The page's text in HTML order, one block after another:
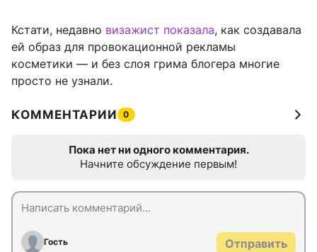
Кстати, недавно визажист показала, как создавала
ей образ для провокационной рекламы
косметики — и без слоя грима блогера многие
просто не узнали.
КОММЕНТАРИИ 0
Пока нет ни одного комментария.
Начните обсуждение первым!
Гость Отправить